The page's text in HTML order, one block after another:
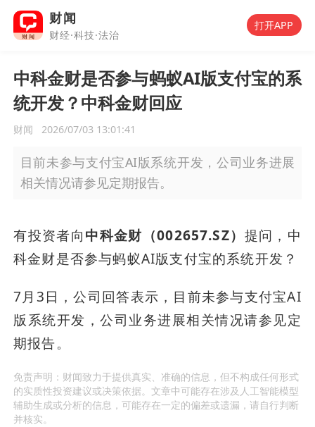
财闻
财经·科技·法治
打开APP
中科金财是否参与蚂蚁AI版支付宝的系
统开发？中科金财回应
财闻 2026/07/03 13:01:41
目前未参与支付宝AI版系统开发，公司业务进展
相关情况请参见定期报告。
有投资者向中科金财（002657.SZ） 提问，中
科金财是否参与蚂蚁AI版支付宝的系统开发？
7月3日，公司回答表示，目前未参与支付宝AI
版系统开发，公司业务进展相关情况请参见定
期报告。
免责声明：财闻致力于提供真实、准确的信息，但不构成任何形式
的实质性投资建议或决策依据。文章中可能存在涉及人工智能模型
辅助生成或分析的信息，可能存在一定的偏差或遗漏，请自行判断
并核实。